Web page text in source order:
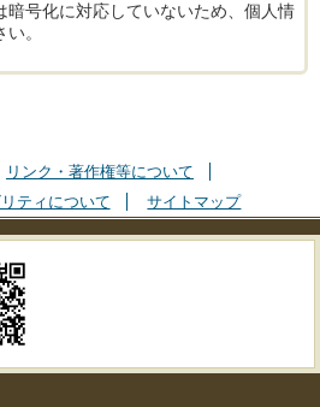
暗号化に対応していないため、個人情
。
リンク・著作権等について
ティについて
サイトマップ